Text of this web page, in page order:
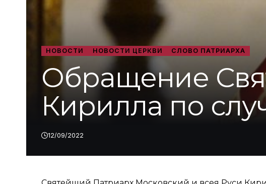
НОВОСТИ НОВОСТИ ЦЕРКВИ СЛОВО ПАТРИАРХА
Обращение
Кирилла по
12/09/2022